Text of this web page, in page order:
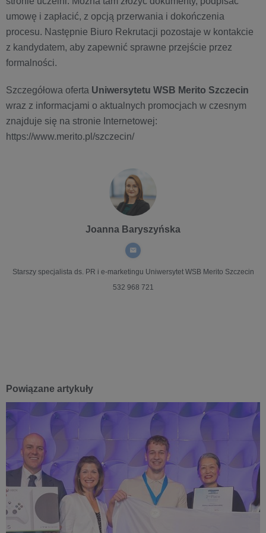
umowę i zapłacić, z opcją przerwania i dokończenia
procesu. Następnie Biuro Rekrutacji pozostaje w kontakcie
z kandydatem, aby zapewnić sprawne przejście przez
formalności.
Szczegółowa oferta Uniwersytetu WSB Merito Szczecin
wraz z informacjami o aktualnych promocjach w czesnym
znajduje się na stronie Internetowej:
https://www.merito.pl/szczecin/
Joanna Baryszyńska
Starszy specjalista ds. PR i e-marketingu Uniwersytet WSB Merito Szczecin
532 968 721
Powiązane artykuły